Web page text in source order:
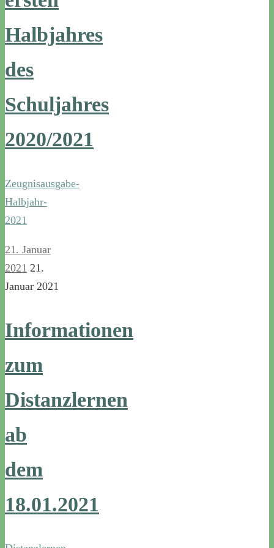
Halbjahres
des
Schuljahres
2020/2021
Zeugnisausgabe-
Halbjahr-
2021
21. Januar
2021 21.
Januar 2021
Informationen
zum
Distanzlernen
ab
dem
18.01.2021